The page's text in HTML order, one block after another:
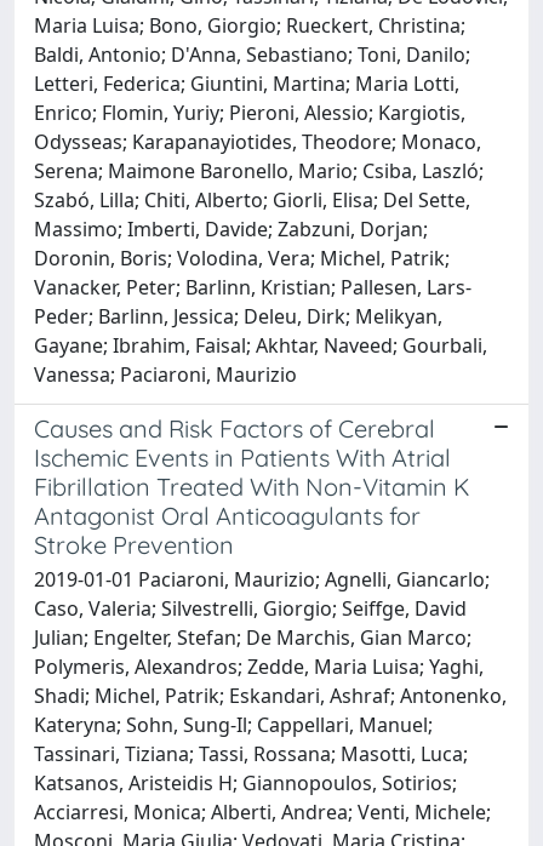
Maria Luisa; Bono, Giorgio; Rueckert, Christina;
Baldi, Antonio; D'Anna, Sebastiano; Toni, Danilo;
Letteri, Federica; Giuntini, Martina; Maria Lotti,
Enrico; Flomin, Yuriy; Pieroni, Alessio; Kargiotis,
Odysseas; Karapanayiotides, Theodore; Monaco,
Serena; Maimone Baronello, Mario; Csiba, Laszló;
Szabó, Lilla; Chiti, Alberto; Giorli, Elisa; Del Sette,
Massimo; Imberti, Davide; Zabzuni, Dorjan;
Doronin, Boris; Volodina, Vera; Michel, Patrik;
Vanacker, Peter; Barlinn, Kristian; Pallesen, Lars-
Peder; Barlinn, Jessica; Deleu, Dirk; Melikyan,
Gayane; Ibrahim, Faisal; Akhtar, Naveed; Gourbali,
Vanessa; Paciaroni, Maurizio
Causes and Risk Factors of Cerebral
Ischemic Events in Patients With Atrial
Fibrillation Treated With Non-Vitamin K
Antagonist Oral Anticoagulants for
Stroke Prevention
2019-01-01 Paciaroni, Maurizio; Agnelli, Giancarlo;
Caso, Valeria; Silvestrelli, Giorgio; Seiffge, David
Julian; Engelter, Stefan; De Marchis, Gian Marco;
Polymeris, Alexandros; Zedde, Maria Luisa; Yaghi,
Shadi; Michel, Patrik; Eskandari, Ashraf; Antonenko,
Kateryna; Sohn, Sung-Il; Cappellari, Manuel;
Tassinari, Tiziana; Tassi, Rossana; Masotti, Luca;
Katsanos, Aristeidis H; Giannopoulos, Sotirios;
Acciarresi, Monica; Alberti, Andrea; Venti, Michele;